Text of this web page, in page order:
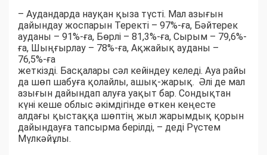
– Аудандарда науқан қыза түсті. Мал азығын
дайындау жоспарын Теректі – 97%-ға, Бәйтерек
ауданы – 91%-ға, Бөрлі – 81,3%-ға, Сырым – 79,6%-
ға, Шыңғырлау – 78%-ға, Ақжайық ауданы –
76,5%-ға
жеткізді. Басқалары сәл кейіндеу келеді. Ауа райы
да шөп шабуға қолайлы, ашық-жарық. Әлі де мал
азығын дайындап алуға уақыт бар. Сондықтан
күні кеше облыс әкімдігінде өткен кеңесте
алдағы қыстаққа шөптің жыл жарымдық қорын
дайындауға тапсырма берілді, – деді Рүстем
Мүлкәйұлы.